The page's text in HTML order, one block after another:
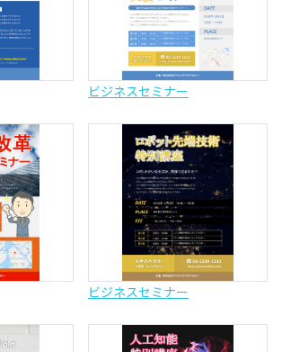
ビジネスセミナー
ビジネスセミナー